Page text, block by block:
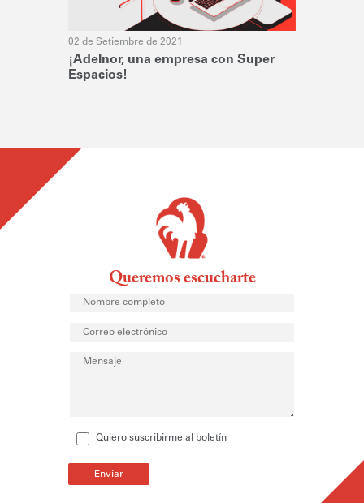
02 de Setiembre de 2021
¡Adelnor, una empresa con Super
Espacios!
Queremos escucharte
Quiero suscribirme al boletín